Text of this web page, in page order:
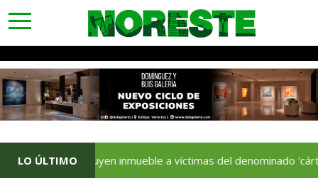
toggle
navigation
LO ÚLTIMO
Restituyen inmueble a víctimas del denominado 'cártel